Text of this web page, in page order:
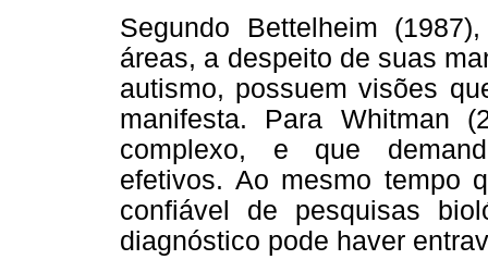
Segundo Bettelheim
áreas, a despeito de suas
autismo, possuem visões
manifesta. Para Whitman
complexo, e que
efetivos. Ao mesmo tempo
confiável de pesquisas
diagnóstico pode haver